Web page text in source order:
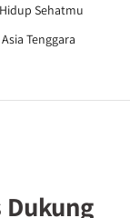
Sehatmu
Tenggara
Dukung